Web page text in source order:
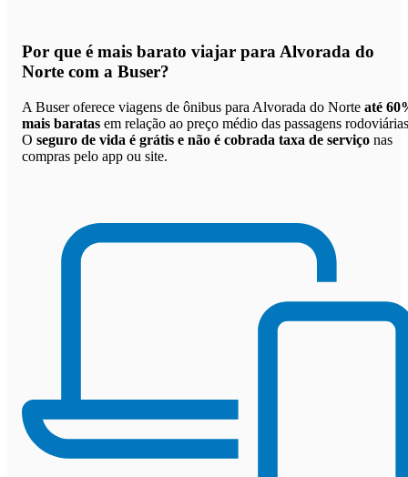
Por que é mais barato viajar para Alvorada do
Norte com a Buser?
A Buser oferece viagens de ônibus para Alvorada do Norte até
mais baratas em relação ao preço médio das passagens
O seguro de vida é grátis e não é cobrada taxa de serviço nas
compras pelo app ou site.